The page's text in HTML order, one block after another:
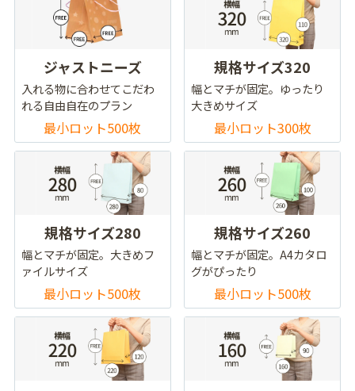
ジャストニーズ
入れる物に合わせてこだわ
れる自由自在のプラン
最小ロット500枚
規格サイズ320
幅とマチが固定。ゆったり
大きめサイズ
最小ロット300枚
規格サイズ280
幅とマチが固定。大きめフ
ァイルサイズ
最小ロット500枚
規格サイズ260
幅とマチが固定。A4カタロ
グがぴったり
最小ロット500枚